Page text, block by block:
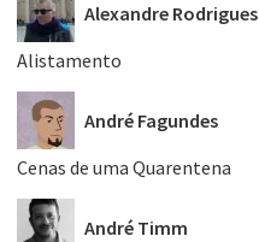
Alexandre Rodrigues
Alistamento
André Fagundes
Cenas de uma Quarentena
André Timm